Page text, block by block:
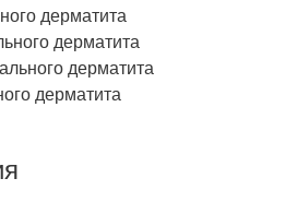
дерматита
дерматита
дерматита
дерматита